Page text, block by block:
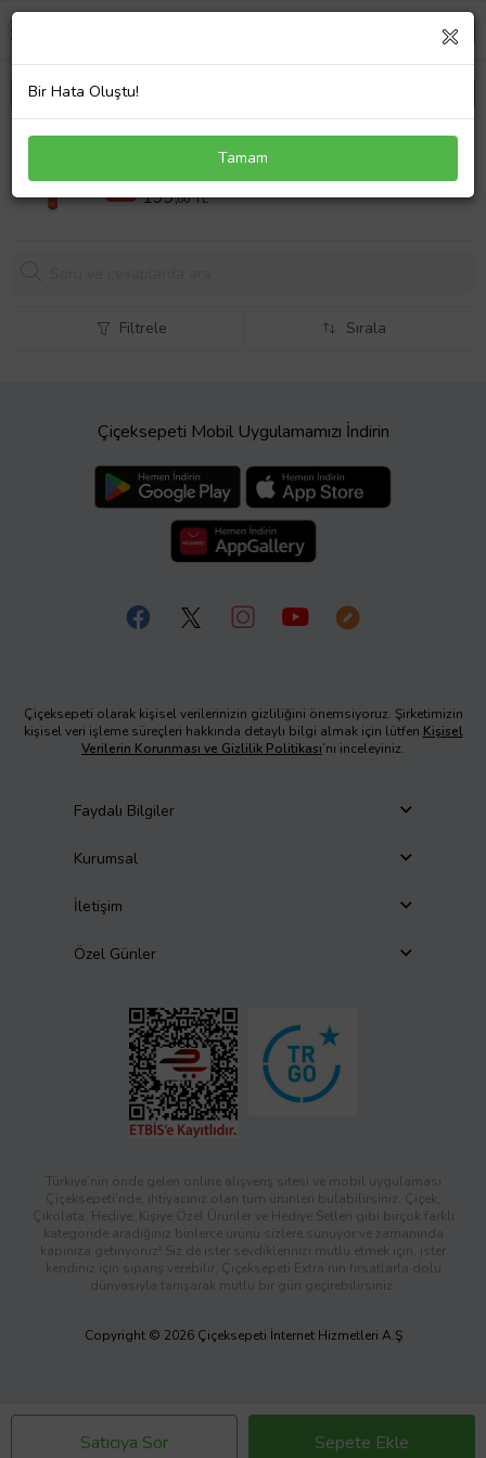
AC CLASS Class Professional Saç Spreyi 400 ml
%10 220,00 TL
199,00 TL
Satıcıya Sor Sepete Ekle
Filtrele Sırala
Çiçeksepeti Mobil Uygulamamızı İndirin
Çiçeksepeti olarak kişisel verilerinizin gizliliğini önemsiyoruz. Şirketimizin
kişisel veri işleme süreçleri hakkında detaylı bilgi almak için lütfen Kişisel
Verilerin Korunması ve Gizlilik Politikası’nı inceleyiniz.
Faydalı Bilgiler
Kurumsal
İletişim
Özel Günler
Türkiye’nin önde gelen online alışveriş sitesi ve mobil uygulaması
Çiçeksepeti’nde, ihtiyacınız olan tüm ürünleri bulabilirsiniz. Çiçek,
Çikolata, Hediye, Kişiye Özel Ürünler ve Hediye Setleri gibi birçok farklı
kategoride aradığınız binlerce ürünü sizlere sunuyor ve zamanında
kapınıza getiriyoruz! Siz de ister sevdiklerinizi mutlu etmek için, ister
kendiniz için sipariş verebilir; Çiçeksepeti Extra’nın fırsatlarla dolu
dünyasıyla tanışarak mutlu bir gün geçirebilirsiniz.
Copyright © 2026 Çiçeksepeti İnternet Hizmetleri A.Ş
Bir Hata Oluştu!
Tamam